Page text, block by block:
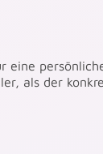
als der